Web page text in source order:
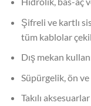
Şifreli ve kartlı
tüm kablolar
Dış mekan
Süpürgelik, ön
Takılı